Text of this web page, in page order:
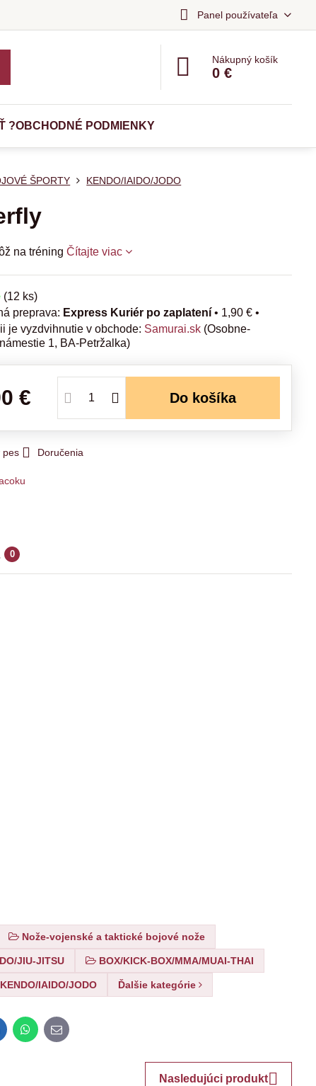
Panel používateľa
Nákupný košík
0 €
?OBCHODNÉ PODMIENKY
ŠPORTY KENDO/IAIDO/JODO
na tréningČítajte viac
(12 ks)
Express Kuriér po zaplatení • 1,90 € •
Samurai.sk (Osobne-
1, BA-Petržalka)
€ Do košíka
pes Doručenia
0
Nože-vojenské a taktické bojové nože
JIU-JITSU BOX/KICK-BOX/MMA/MUAI-THAI
KENDO/IAIDO/JODO Ďalšie kategórie
WhatsApp
E-
mail
Nasledujúci produkt